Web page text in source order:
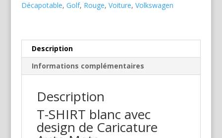
Décapotable, Golf, Rouge, Voiture, Volkswagen
Description
Informations complémentaires
Description
T-SHIRT blanc avec
design de Caricature